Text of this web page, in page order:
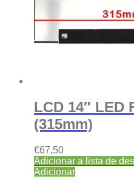
LCD 14″ LED
(315mm)
€67,50
Adicionar a lista de
Adicionar